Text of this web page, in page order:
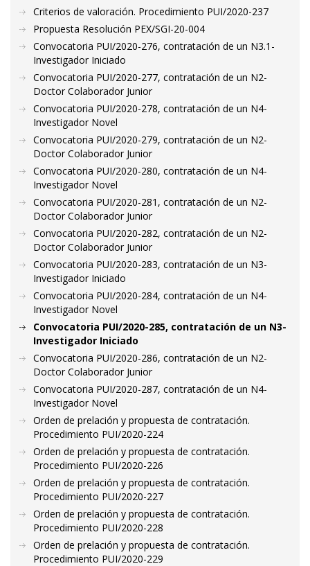
Criterios de valoración. Procedimiento PUI/2020-237
Propuesta Resolución PEX/SGI-20-004
Convocatoria PUI/2020-276, contratación de un N3.1-
Investigador Iniciado
Convocatoria PUI/2020-277, contratación de un N2-
Doctor Colaborador Junior
Convocatoria PUI/2020-278, contratación de un N4-
Investigador Novel
Convocatoria PUI/2020-279, contratación de un N2-
Doctor Colaborador Junior
Convocatoria PUI/2020-280, contratación de un N4-
Investigador Novel
Convocatoria PUI/2020-281, contratación de un N2-
Doctor Colaborador Junior
Convocatoria PUI/2020-282, contratación de un N2-
Doctor Colaborador Junior
Convocatoria PUI/2020-283, contratación de un N3-
Investigador Iniciado
Convocatoria PUI/2020-284, contratación de un N4-
Investigador Novel
Convocatoria PUI/2020-285, contratación de un N3-
Investigador Iniciado
Convocatoria PUI/2020-286, contratación de un N2-
Doctor Colaborador Junior
Convocatoria PUI/2020-287, contratación de un N4-
Investigador Novel
Orden de prelación y propuesta de contratación.
Procedimiento PUI/2020-224
Orden de prelación y propuesta de contratación.
Procedimiento PUI/2020-226
Orden de prelación y propuesta de contratación.
Procedimiento PUI/2020-227
Orden de prelación y propuesta de contratación.
Procedimiento PUI/2020-228
Orden de prelación y propuesta de contratación.
Procedimiento PUI/2020-229